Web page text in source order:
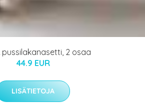
pussilakanasetti, 2 osaa
44.9 EUR
LISÄTIETOJA